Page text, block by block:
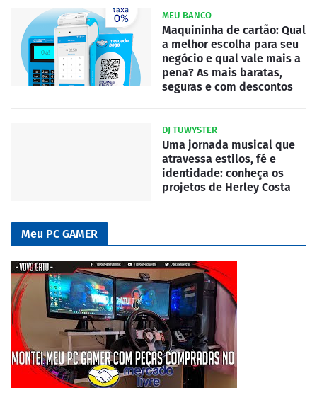
MEU BANCO
Maquininha de cartão: Qual
a melhor escolha para seu
negócio e qual vale mais a
pena? As mais baratas,
seguras e com descontos
DJ TUWYSTER
Uma jornada musical que
atravessa estilos, fé e
identidade: conheça os
projetos de Herley Costa
Meu PC GAMER